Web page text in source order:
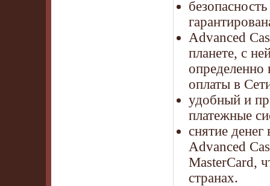
Advanced
планете, с
оплаты в
удобный и
платежные
снятие
Advanced
MasterCard,
странах.